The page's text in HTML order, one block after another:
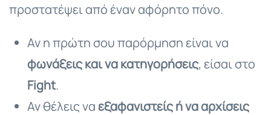
προστατέψει από έναν αφόρητο πόνο.
Αν η πρώτη σου παρόρμηση είναι να
φωνάξεις και να κατηγορήσεις, είσαι στο
Fight.
Αν θέλεις ναεξαφανιστείς ή να αρχίσεις